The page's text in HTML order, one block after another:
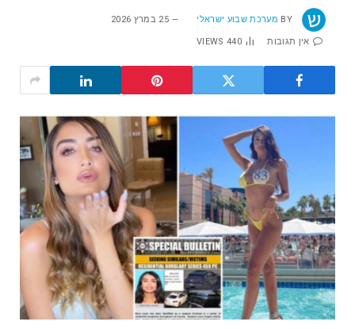
BY מערכת שבוע ישראלי 25 במרץ 2026
אין תגובות 440
VIEWS